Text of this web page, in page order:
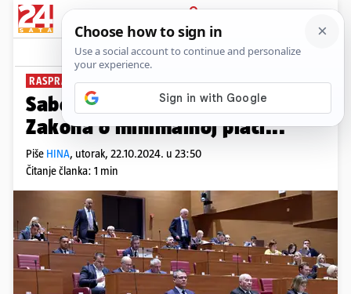
PRIJAVA
News Komentari
RASPRAVA
Sabor u srijedu o izmjenama
Zakona o minimalnoj plaći...
Piše HINA, utorak, 22.10.2024. u 23:50
Čitanje članka: 1 min